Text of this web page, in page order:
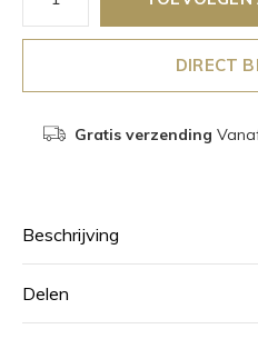
DIRECT
Gratis verzending
Beschrijving
Delen